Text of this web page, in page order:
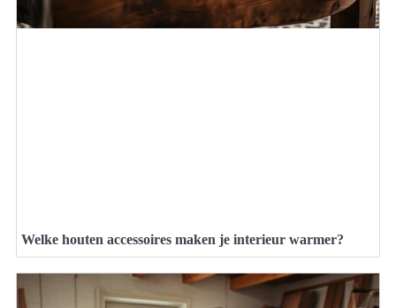
Welke houten accessoires maken je interieur warmer?